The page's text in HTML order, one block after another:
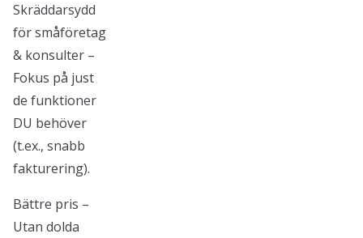
Skräddarsydd
för småföretag
& konsulter –
Fokus på just
de funktioner
DU behöver
(t.ex., snabb
fakturering).
Bättre pris –
Utan dolda